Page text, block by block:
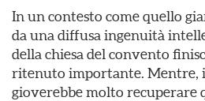
In un contesto come quello
da una diffusa ingenuità
della chiesa del convento
ritenuto importante. Mentre,
gioverebbe molto recuperare